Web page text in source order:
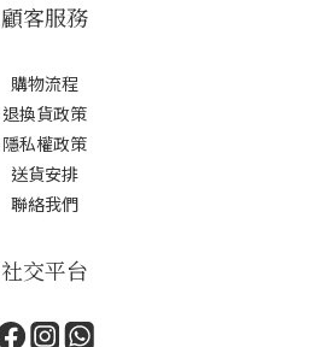
顧客服務
購物流程
退換貨政策
隱私權政策
送貨安排
聯絡我們
社交平台